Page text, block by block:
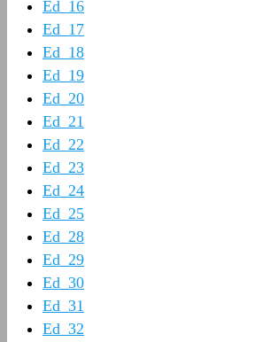
Ed_16
Ed_17
Ed_18
Ed_19
Ed_20
Ed_21
Ed_22
Ed_23
Ed_24
Ed_25
Ed_28
Ed_29
Ed_30
Ed_31
Ed_32